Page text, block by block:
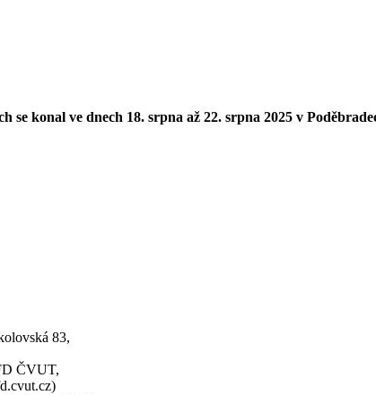
konal ve dnech 18. srpna až 22. srpna 2025 v
83,
ČVUT,